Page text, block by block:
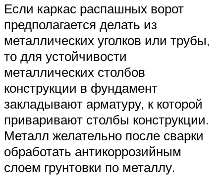
Если каркас распашных ворот
предполагается делать из
металлических уголков или трубы,
то для устойчивости
металлических столбов
конструкции в фундамент
закладывают арматуру, к которой
приваривают столбы конструкции.
Металл желательно после сварки
обработать антикоррозийным
слоем грунтовки по металлу.